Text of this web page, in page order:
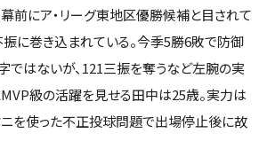
前にア・リーグ東地区優勝候補と目されて
に巻き込まれている。今季5勝6敗で防御
ではないが、121三振を奪うなど左腕の実
級の活躍を見せる田中は25歳。実力は
ニを使った不正投球問題で出場停止後に故